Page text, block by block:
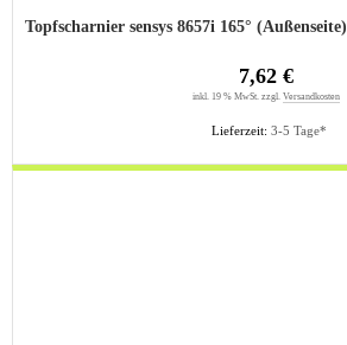
Topfscharnier sensys 8657i 165° (Außenseite)
Lieferzeit: 3-5 Tage*
7,62 €
inkl. 19 % MwSt. zzgl. Versandkosten